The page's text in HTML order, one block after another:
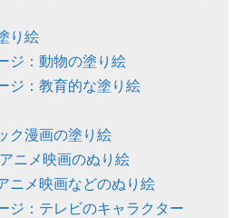
り絵
ジ：動物の塗り絵
ジ：教育的な塗り絵
ク漫画の塗り絵
ニメ映画のぬり絵
ニメ映画などのぬり絵
ジ：テレビのキャラクター